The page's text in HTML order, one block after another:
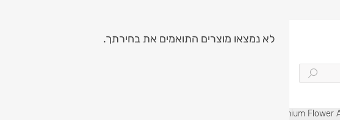
לא נמצאו מוצרים התואמים את בחירתך.
Luxury Red & White Rose Box | Premium